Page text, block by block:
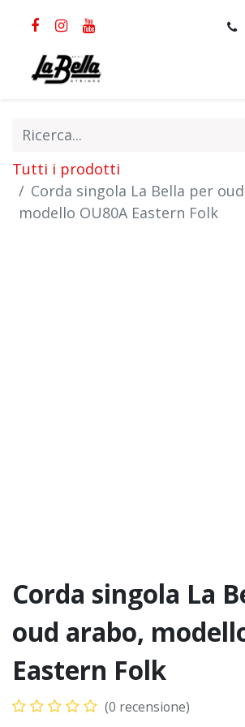
Tutti i prodotti
Corda singola La Bella per
modello OU80A Eastern Folk
Corda singola La
oud arabo,
Eastern Folk
(0 recensione)